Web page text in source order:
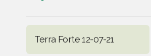
Terra Forte 12-07-21